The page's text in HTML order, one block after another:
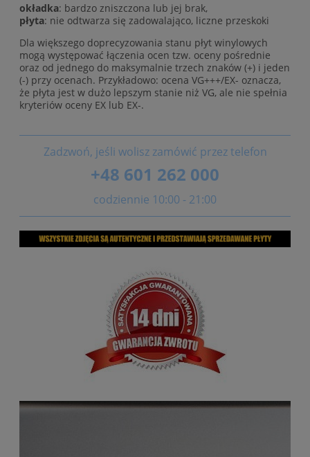
okładka: bardzo zniszczona lub jej brak,
płyta: nie odtwarza się zadowalająco, liczne przeskoki
Dla większego doprecyzowania stanu płyt winylowych
mogą występować łączenia ocen tzw. oceny pośrednie
oraz od jednego do maksymalnie trzech znaków (+) i jeden
(-) przy ocenach. Przykładowo: ocena VG+++/EX- oznacza,
że płyta jest w dużo lepszym stanie niż VG, ale nie spełnia
kryteriów oceny EX lub EX-.
Zadzwoń, jeśli wolisz zamówić przez telefon
+48 601 262 000
codziennie 10:00 - 21:00